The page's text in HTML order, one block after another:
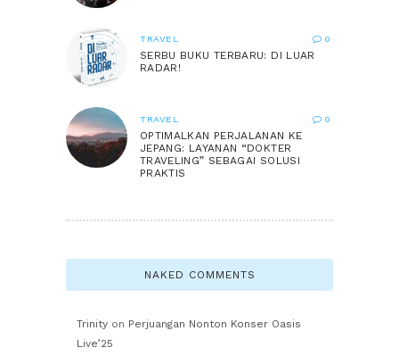
TRAVEL 0
SERBU BUKU TERBARU: DI LUAR
RADAR!
TRAVEL 0
OPTIMALKAN PERJALANAN KE
JEPANG: LAYANAN “DOKTER
TRAVELING” SEBAGAI SOLUSI
PRAKTIS
NAKED COMMENTS
Trinity on Perjuangan Nonton Konser Oasis
Live’25